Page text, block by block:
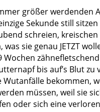
größer werdenden
Sekunde still
schreien,
sie genau JETZT
Wochen
bis auf’s Blut zu
Wutanfälle bekommen,
müssen, weil sie
oder sich eine